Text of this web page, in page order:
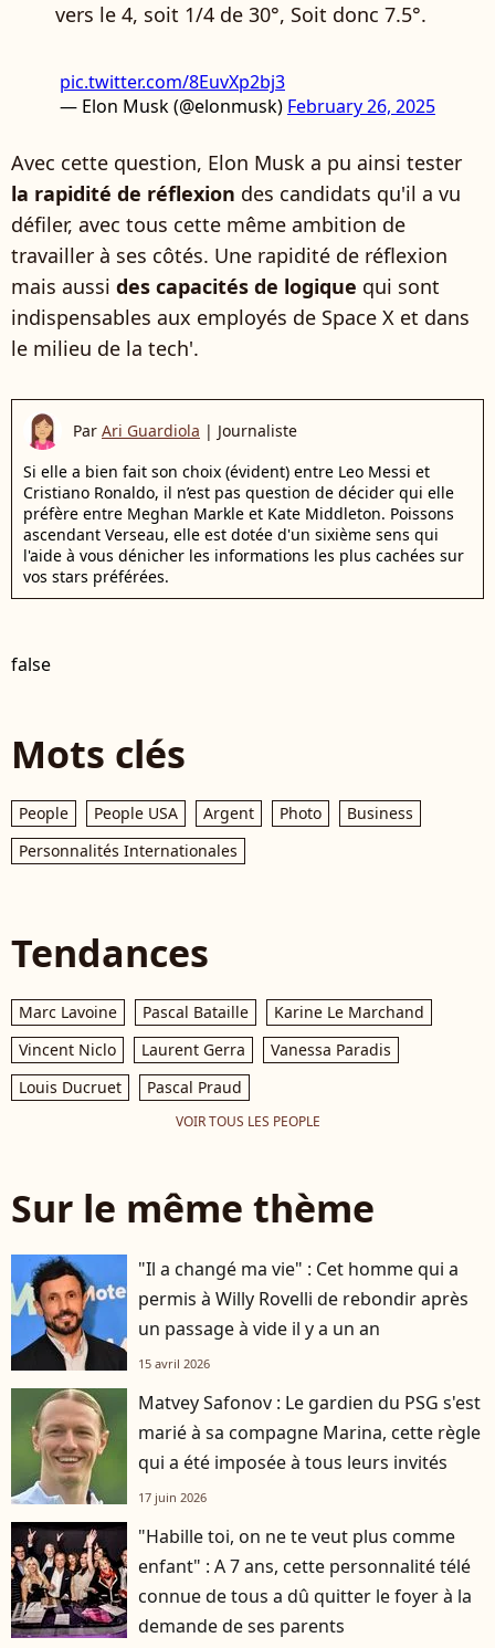
vers le 4, soit 1/4 de 30°, Soit donc 7.5°.
pic.twitter.com/8EuvXp2bj3
— Elon Musk (@elonmusk) February 26, 2025
Avec cette question, Elon Musk a pu ainsi tester
la rapidité de réflexion des candidats qu'il a vu
défiler, avec tous cette même ambition de
travailler à ses côtés. Une rapidité de réflexion
mais aussi des capacités de logique qui sont
indispensables aux employés de Space X et dans
le milieu de la tech'.
Par Ari Guardiola | Journaliste
Si elle a bien fait son choix (évident) entre Leo Messi et
Cristiano Ronaldo, il n’est pas question de décider qui elle
préfère entre Meghan Markle et Kate Middleton. Poissons
ascendant Verseau, elle est dotée d'un sixième sens qui
l'aide à vous dénicher les informations les plus cachées sur
vos stars préférées.
false
Mots clés
People People USA Argent Photo
Business
Personnalités Internationales
Tendances
Marc Lavoine Pascal Bataille
Karine Le Marchand
Vincent Niclo
Laurent Gerra
Vanessa Paradis
Louis Ducruet
Pascal Praud
VOIR TOUS LES PEOPLE
Sur le même thème
"Il a changé ma vie" : Cet homme qui a
permis à Willy Rovelli de rebondir après
un passage à vide il y a un an
15 avril 2026
Matvey Safonov : Le gardien du PSG s'est
marié à sa compagne Marina, cette règle
qui a été imposée à tous leurs invités
17 juin 2026
"Habille toi, on ne te veut plus comme
enfant" : A 7 ans, cette personnalité télé
connue de tous a dû quitter le foyer à la
demande de ses parents